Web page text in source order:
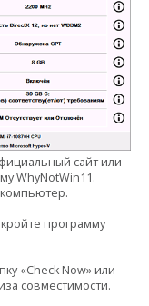
сайт или
WhyNotWin11.
программу
«Check Now» или
совместимости.